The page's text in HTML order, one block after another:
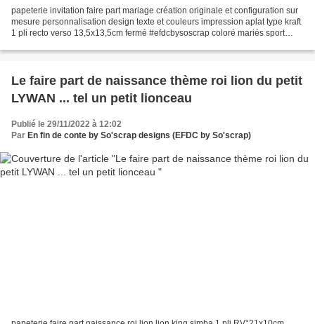
papeterie invitation faire part mariage création originale et configuration sur
mesure personnalisation design texte et couleurs impression aplat type kraft
1 pli recto verso 13,5x13,5cm fermé #efdcbysoscrap coloré mariés sport
Le faire part de naissance thème roi lion du petit
LYWAN ... tel un petit lionceau
Publié le 29/11/2022 à 12:02
Par En fin de conte by So'scrap designs (EFDC by So'scrap)